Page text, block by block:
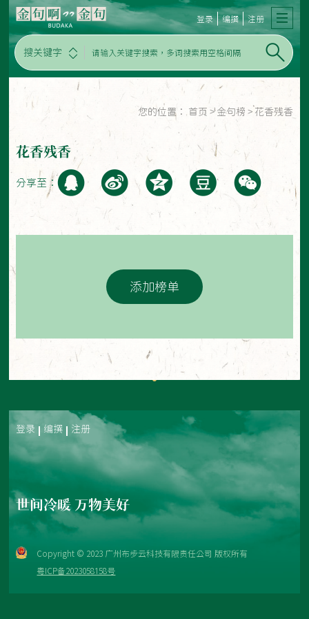
搜关键字
登录 编撰 注册
您的位置： 首页 > 金句榜 > 花香残香
花香残香
分享至：
添加榜单
登录 编撰 注册
世间冷暖 万物美好
Copyright © 2023 广州布步云科技有限责任公司 版权所有
粤ICP备2023058158号